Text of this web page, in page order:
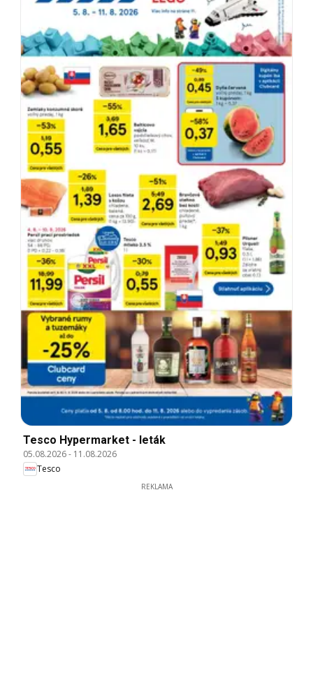
Tesco Hypermarket - leták
05.08.2026- 11.08.2026
Tesco
REKLAMA